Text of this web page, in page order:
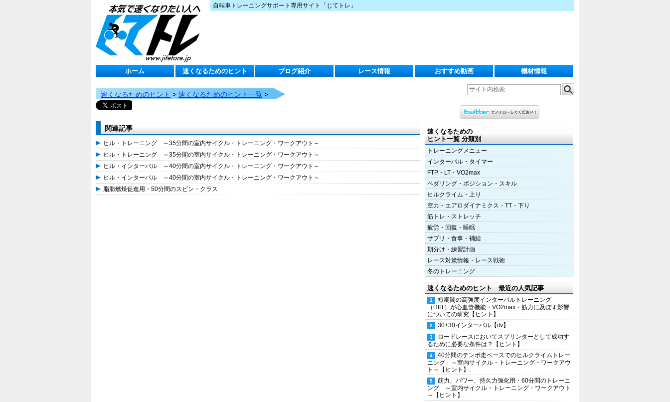
自転車トレーニングサポート専用サイト「じてトレ」
ホーム 速くなるためのヒント ブログ紹介 レース情報 おすすめ動画 機材情報
速くなるためのヒント > 速くなるためのヒント一覧 >
関連記事
ヒル・トレーニング ～35分間の室内サイクル・トレーニング・ワークアウト～
ヒル・トレーニング ～35分間の室内サイクル・トレーニング・ワークアウト～
ヒル・インターバル ～40分間の室内サイクル・トレーニング・ワークアウト～
ヒル・インターバル ～40分間の室内サイクル・トレーニング・ワークアウト～
脂肪燃焼促進用・50分間のスピン・クラス
速くなるための
ヒント一覧 分類別
トレーニングメニュー
インターバル・タイマー
FTP・LT・VO2max
ペダリング・ポジション・スキル
ヒルクライム・上り
空力・エアロダイナミクス・TT・下り
筋トレ・ストレッチ
疲労・回復・睡眠
サプリ・食事・補給
期分け・練習計画
レース対策情報・レース戦術
冬のトレーニング
速くなるためのヒント 最近の人気記事
短期間の高強度インターバルトレーニング
（HIIT）が心血管機能・VO2max・筋力に及ぼす影響
についての研究【ヒント】.
30+30インターバル【itv】.
ロードレースにおいてスプリンターとして成功す
るために必要な条件は？【ヒント】.
40分間のテンポ走ペースでのヒルクライムトレー
ニング ～室内サイクル・トレーニング・ワークアウ
ト～【ヒント】.
筋力、パワー、持久力強化用・60分間のトレーニ
ング ～室内サイクル・トレーニング・ワークアウト
～【ヒント】.